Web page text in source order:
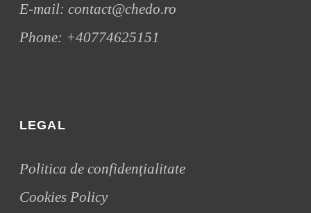
E-mail:contact@chedo.ro
Phone: +40774625151
LEGAL
Politica de confidențialitate
Cookies Policy